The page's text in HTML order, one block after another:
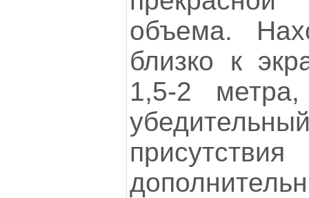
объема.
близко к
1,5-2